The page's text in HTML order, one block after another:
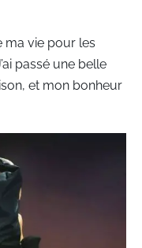
ma vie pour les
passé une belle
et mon bonheur